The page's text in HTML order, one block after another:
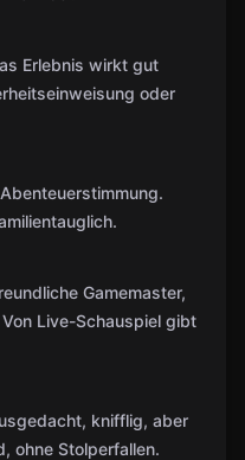
Erlebnis wirkt gut
oder
Gamemaster,
Live-Schauspiel gibt
knifflig, aber
ohne Stolperfallen.